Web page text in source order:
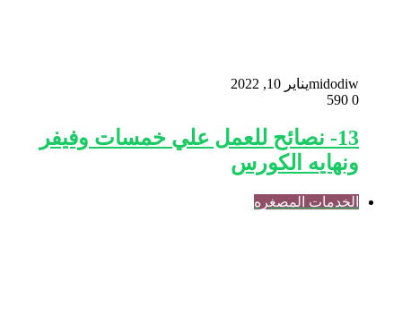
midodiwيناير 10, 2022
0
13- نصائح للعمل علي خمسات وفيفر
ونهايه الكورس
الخدمات المصغره